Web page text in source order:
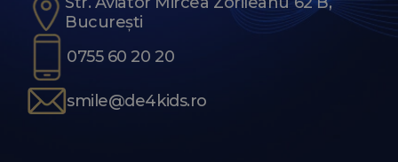
București
0755 60 20 20
smile@de4kids.ro